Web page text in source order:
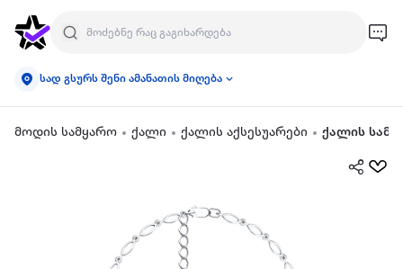
სად გსურს შენი ამანათის მიღება
მოდის სამყარო ქალი ქალის აქსესუარები ქალის